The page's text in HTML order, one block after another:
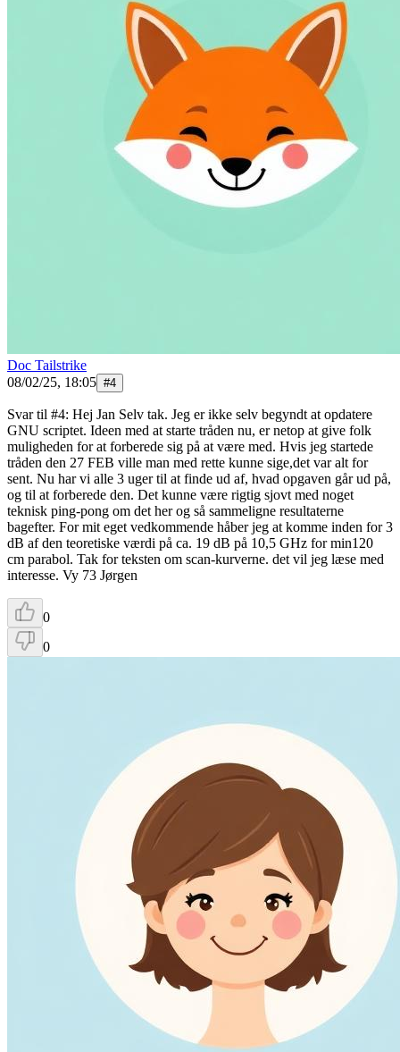
Doc Tailstrike
08/02/25, 18:05 #4
Svar til #4: Hej Jan Selv tak. Jeg er ikke selv begyndt at opdatere
GNU scriptet. Ideen med at starte tråden nu, er netop at give folk
muligheden for at forberede sig på at være med. Hvis jeg startede
tråden den 27 FEB ville man med rette kunne sige,det var alt for
sent. Nu har vi alle 3 uger til at finde ud af, hvad opgaven går ud på,
og til at forberede den. Det kunne være rigtig sjovt med noget
teknisk ping-pong om det her og så sammeligne resultaterne
bagefter. For mit eget vedkommende håber jeg at komme inden for 3
dB af den teoretiske værdi på ca. 19 dB på 10,5 GHz for min120
cm parabol. Tak for teksten om scan-kurverne. det vil jeg læse med
interesse. Vy 73 Jørgen
0
0